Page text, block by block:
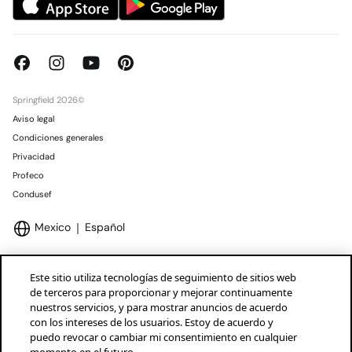
Springfield 2026©
Aviso legal
Condiciones generales
Privacidad
Profeco
Condusef
Mexico Español
Marcas Tendam
Este sitio utiliza tecnologías de seguimiento de sitios web
de terceros para proporcionar y mejorar continuamente
nuestros servicios, y para mostrar anuncios de acuerdo
con los intereses de los usuarios. Estoy de acuerdo y
puedo revocar o cambiar mi consentimiento en cualquier